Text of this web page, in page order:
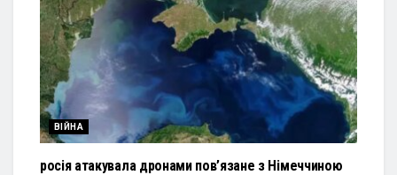
ВІЙНА
росія атакувала дронами пов’язане з Німеччиною